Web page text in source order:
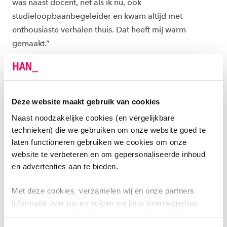
Deze website maakt gebruik van cookies
Naast noodzakelijke cookies (en vergelijkbare
technieken) die we gebruiken om onze website goed te
laten functioneren gebruiken we cookies om onze
website te verbeteren en om gepersonaliseerde inhoud
en advertenties aan te bieden.
Met deze cookies verzamelen wij en onze partners
informatie over jou en volgen we jouw internetgedrag
binnen, en mogelijk ook buiten onze website. Wij bouwen
was naast docent, net als ik nu, ook
studieloopbaanbegeleider en kwam altijd met
enthousiaste verhalen thuis. Dat heeft mij warm
gemaakt.”
Ze bewondert de creativiteit van haar studenten. “Ze
denken geweldig mee en kunnen goed puzzelen.
Stukjes code schrijven bijvoorbeeld, dat gaat niet altijd
een grote hoeveelheid data over genetische variatie
analyseren, daarvoor moet je goed kunnen speuren.”
VOOROORDELEN ZIJN PASSÉ
De verhouding man-vrouw bij Bio-informatica is
ongeveer tweederde-éénderde, schat ze in. De tijd van
vooroordelen over vrouwen in de IT is wat Emma